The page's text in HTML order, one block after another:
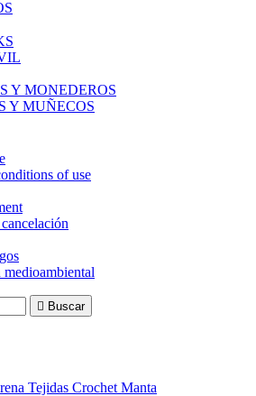
Y MONEDEROS
Y MUÑECOS
of use
 Buscar
Tejidas Crochet Manta